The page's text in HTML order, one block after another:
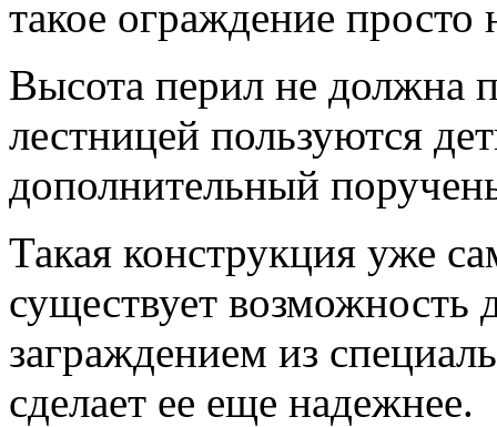
такое ограждение
Высота перил не должна
лестницей пользуются
дополнительный
Такая конструкция уже
существует возможность
заграждением из
сделает ее еще надежнее.